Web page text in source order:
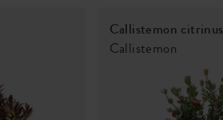
Callistemon citrinus
Callistemon